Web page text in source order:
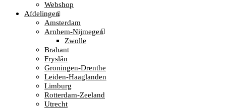
Webshop
Afdelingen
Amsterdam
Arnhem-Nijmegen
Zwolle
Brabant
Fryslân
Groningen-Drenthe
Leiden-Haaglanden
Limburg
Rotterdam-Zeeland
Utrecht